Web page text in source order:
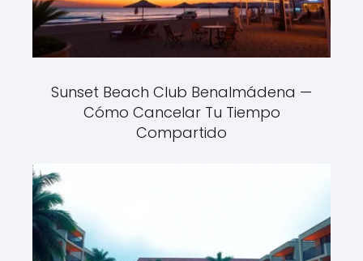
Sunset Beach Club Benalmádena —
Cómo Cancelar Tu Tiempo
Compartido